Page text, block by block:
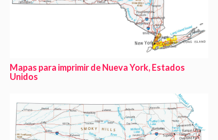
Mapas para imprimir de Nueva York, Estados
Unidos